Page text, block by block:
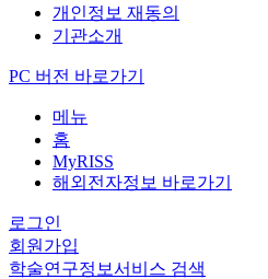
개인정보 재동의
기관소개
PC 버전 바로가기
메뉴
홈
MyRISS
해외전자정보 바로가기
로그인
회원가입
학술연구정보서비스 검색